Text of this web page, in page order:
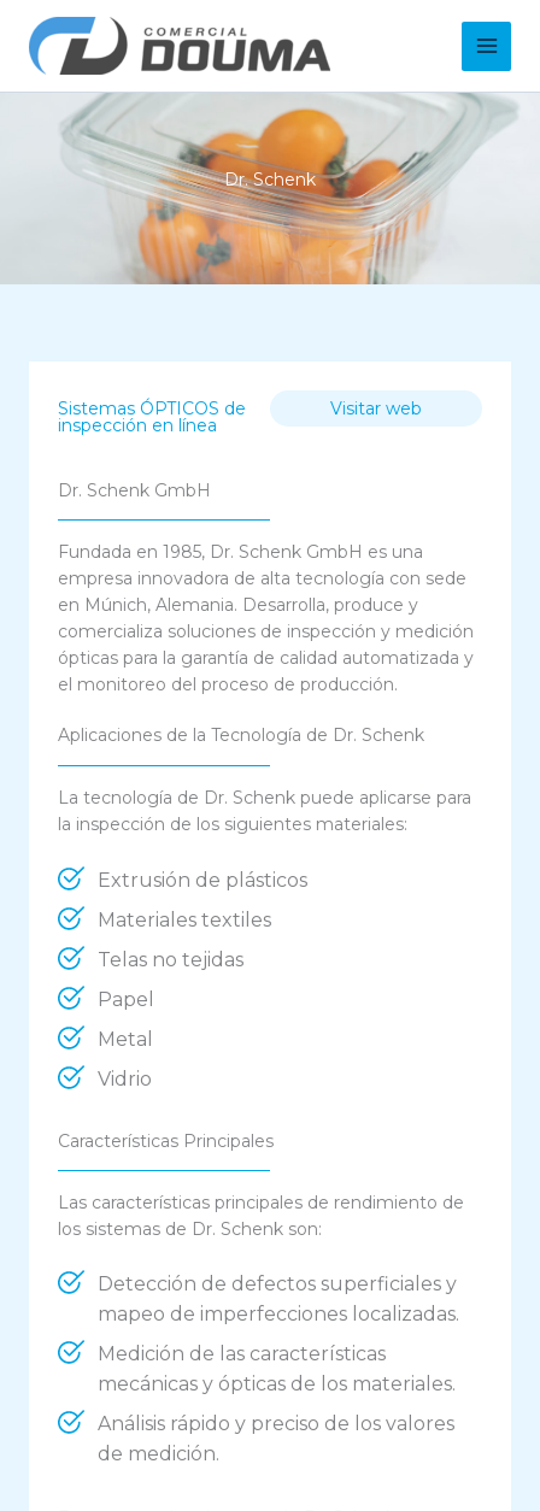
contenido
Main
Dr. Schenk
Sistemas ÓPTICOS de
inspección en línea
Visitar web
Dr. Schenk GmbH
Fundada en 1985, Dr. Schenk GmbH es una
empresa innovadora de alta tecnología con sede
en Múnich, Alemania. Desarrolla, produce y
comercializa soluciones de inspección y medición
ópticas para la garantía de calidad automatizada y
el monitoreo del proceso de producción.
Aplicaciones de la Tecnología de Dr. Schenk
La tecnología de Dr. Schenk puede aplicarse para
la inspección de los siguientes materiales:
Extrusión de plásticos
Materiales textiles
Telas no tejidas
Papel
Metal
Vidrio
Características Principales
Las características principales de rendimiento de
los sistemas de Dr. Schenk son:
Detección de defectos superficiales y
mapeo de imperfecciones localizadas.
Medición de las características
mecánicas y ópticas de los materiales.
Análisis rápido y preciso de los valores
de medición.